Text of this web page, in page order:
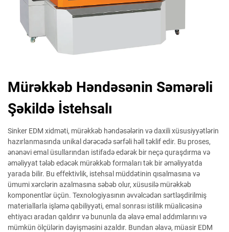
Mürəkkəb Həndəsənin Səmərəli
Şəkildə İstehsalı
Sinker EDM xidməti, mürəkkəb həndəsələrin və daxili xüsusiyyətlərin
hazırlanmasında unikal dərəcədə sərfəli həll təklif edir. Bu proses,
ənənəvi emal üsullarından istifadə edərək bir neçə quraşdırma və
əməliyyat tələb edəcək mürəkkəb formaları tək bir əməliyyatda
yarada bilir. Bu effektivlik, istehsal müddətinin qısalmasına və
ümumi xərclərin azalmasına səbəb olur, xüsusilə mürəkkəb
komponentlər üçün. Texnologiyasının əvvəlcədən sərtləşdirilmiş
materiallarla işləmə qabiliyyəti, emal sonrası istilik müalicəsinə
ehtiyacı aradan qaldırır və bununla da əlavə emal addımlarını və
mümkün ölçülərin dəyişməsini azaldır. Bundan əlavə, müasir EDM